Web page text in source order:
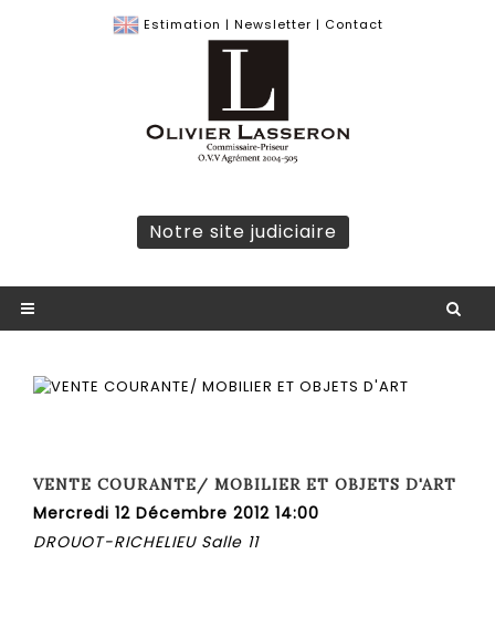
Estimation | Newsletter | Contact
Notre site judiciaire
VENTE COURANTE/ MOBILIER ET OBJETS D'ART
Mercredi 12 Décembre 2012 14:00
DROUOT-RICHELIEU Salle 11